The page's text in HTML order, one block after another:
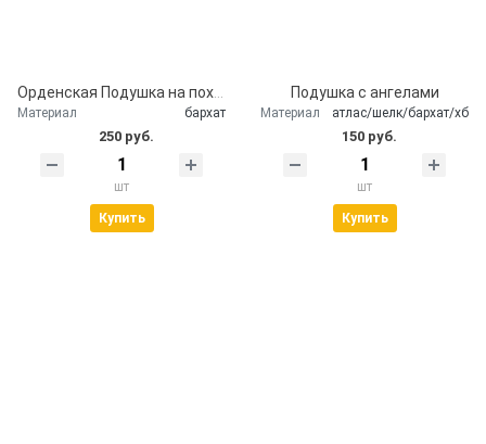
Материал бархат
250 руб.
шт
Купить
Подушка с ангелами
Материал атлас/шелк/бархат/хб
150 руб.
шт
Купить